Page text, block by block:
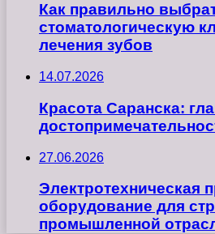
Как правильно
стоматологическую
лечения зубов
14.07.2026
Красота Саранска:
27.06.2026
Электротехническая
оборудование для
промышленной